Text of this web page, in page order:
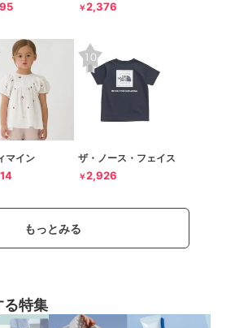
￥2,376
マイン ザ・ノース・フェイス
￥2,926
もっとみる
る特集